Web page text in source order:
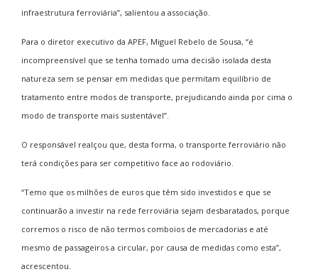
infraestrutura ferroviária”, salientou a associação.
Para o diretor executivo da APEF, Miguel Rebelo de Sousa, “é
incompreensível que se tenha tomado uma decisão isolada desta
natureza sem se pensar em medidas que permitam equilíbrio de
tratamento entre modos de transporte, prejudicando ainda por cima o
modo de transporte mais sustentável”.
O responsável realçou que, desta forma, o transporte ferroviário não
terá condições para ser competitivo face ao rodoviário.
“Temo que os milhões de euros que têm sido investidos e que se
continuarão a investir na rede ferroviária sejam desbaratados, porque
corremos o risco de não termos comboios de mercadorias e até
mesmo de passageiros a circular, por causa de medidas como esta”,
acrescentou.